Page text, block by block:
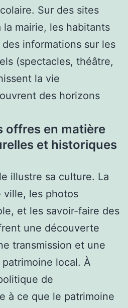
Sur des sites
mairie, les habitants
informations sur les
(spectacles, théâtre,
la vie
des horizons
offres en matière
et historiques
illustre sa culture. La
ville, les photos
et les savoir-faire des
une découverte
transmission et une
local. À
de
à ce que le patrimoine